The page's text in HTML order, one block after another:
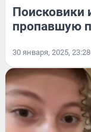
Поисковики
пропавшую
30 января, 2025, 23:28